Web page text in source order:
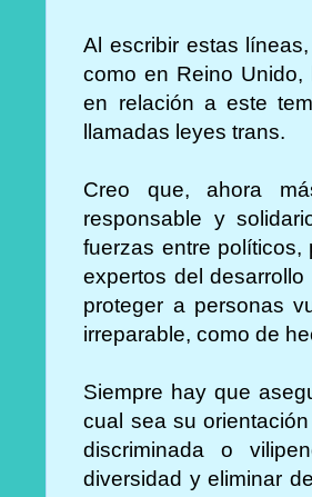
Al escribir estas
como en Reino
en relación a este
llamadas leyes trans.
Creo que, ahora
responsable y
fuerzas entre políticos,
expertos del
proteger a personas
irreparable, como de
Siempre hay que
cual sea su
discriminada o
diversidad y eliminar